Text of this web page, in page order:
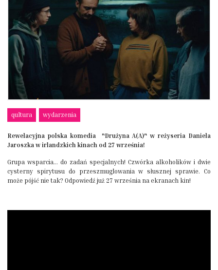
qultura wydarzenia
Rewelacyjna polska komedia "Drużyna A(A)" w reżyseria Daniela
Jaroszka w irlandzkich kinach od 27 września!
Grupa wsparcia... do zadań specjalnych! Czwórka alkoholików i dwie
cysterny spirytusu do przeszmuglowania w słusznej sprawie. Co
może pójść nie tak? Odpowiedź już 27 września na ekranach kin!